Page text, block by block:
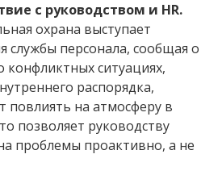
с руководством и HR.
охрана выступает
службы персонала, сообщая о
конфликтных ситуациях,
распорядка,
повлиять на атмосферу в
позволяет руководству
проблемы проактивно, а не